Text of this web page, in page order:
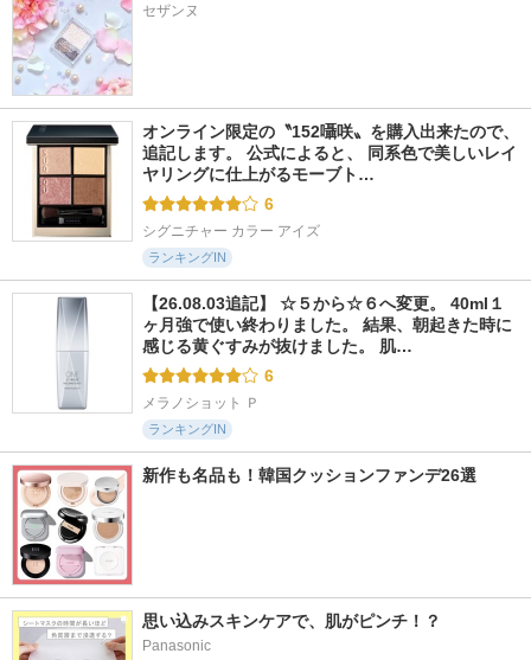
セザンヌ
オンライン限定の〝152囁咲〟を購入出来たので、
追記します。 公式によると、 同系色で美しいレイ
ヤリングに仕上がるモーブト…
6
シグニチャー カラー アイズ
ランキングIN
【26.08.03追記】 ☆５から☆６へ変更。 40ml１
ヶ月強で使い終わりました。 結果、朝起きた時に
感じる黄ぐすみが抜けました。 肌…
6
メラノショット Ｐ
ランキングIN
新作も名品も！韓国クッションファンデ26選
思い込みスキンケアで、肌がピンチ！？
Panasonic